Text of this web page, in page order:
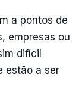
a pontos de
empresas ou
difícil
estão a ser